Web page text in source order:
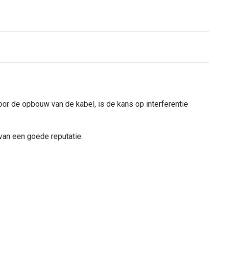
de opbouw van de kabel, is de kans op interferentie
een goede reputatie.